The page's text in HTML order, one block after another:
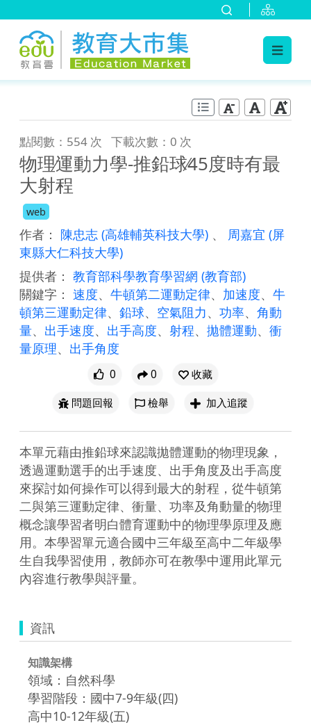
點閱數：554 次 下載次數：0 次
物理∕運動力學-推鉛球∕45度時有最
大射程
web
作者： 陳忠志 (高雄輔英科技大學) 、 周嘉宜 (屏
東縣大仁科技大學)
提供者： 教育部科學教育學習網 (教育部)
關鍵字： 速度、 牛頓第二運動定律、 加速度、 牛
頓第三運動定律、 鉛球、 空氣阻力、 功率、 角動
量、 出手速度、 出手高度、 射程、 拋體運動、 衝
量原理、 出手角度
0 0
收藏
問題回報
檢舉 加入追蹤
本單元藉由推鉛球來認識拋體運動的物理現象，
透過運動選手的出手速度、出手角度及出手高度
來探討如何操作可以得到最大的射程，從牛頓第
二與第三運動定律、衝量、功率及角動量的物理
概念讓學習者明白體育運動中的物理學原理及應
用。本學習單元適合國中三年級至高中二年級學
生自我學習使用，教師亦可在教學中運用此單元
內容進行教學與評量。
資訊
知識架構
領域：自然科學
學習階段：國中7-9年級(四)
高中10-12年級(五)